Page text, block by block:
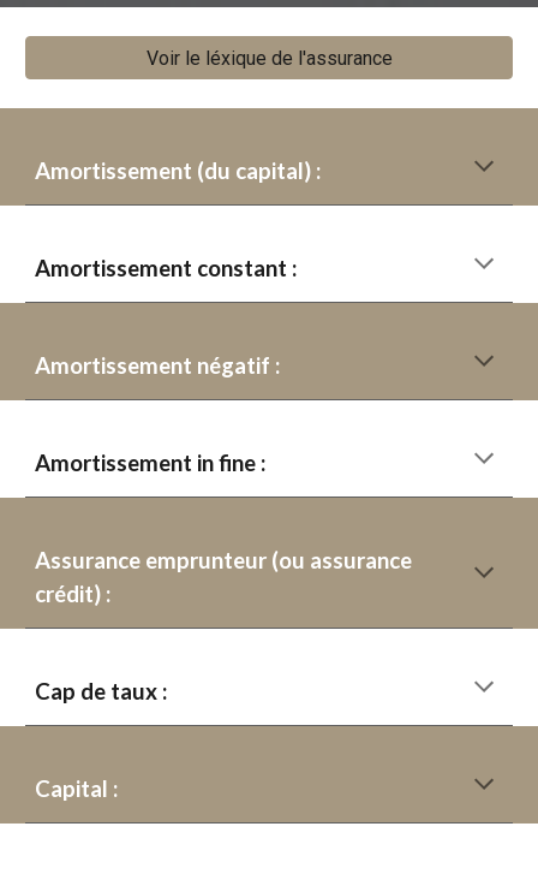
Voir le léxique de l'assurance
Amortissement (du capital) :
Amortissement constant :
Amortissement négatif :
Amortissement in fine :
Assurance emprunteur (ou assurance
crédit) :
Cap de taux :
Capital :